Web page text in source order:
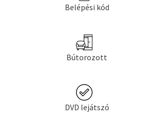
Belépési kód
Bútorozott
DVD lejátszó